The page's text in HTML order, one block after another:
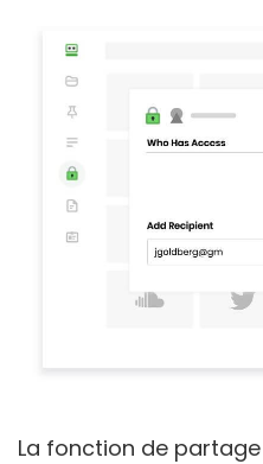
La fonction de